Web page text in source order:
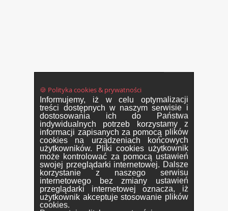
🍪 Polityka cookies & prywatności
Informujemy, iż w celu optymalizacji
treści dostępnych w naszym serwisie i
dostosowania ich do Państwa
indywidualnych potrzeb korzystamy z
informacji zapisanych za pomocą plików
cookies na urządzeniach końcowych
użytkowników. Pliki cookies użytkownik
może kontrolować za pomocą ustawień
swojej przeglądarki internetowej. Dalsze
korzystanie z naszego serwisu
internetowego bez zmiany ustawień
przeglądarki internetowej oznacza, iż
użytkownik akceptuje stosowanie plików
cookies.